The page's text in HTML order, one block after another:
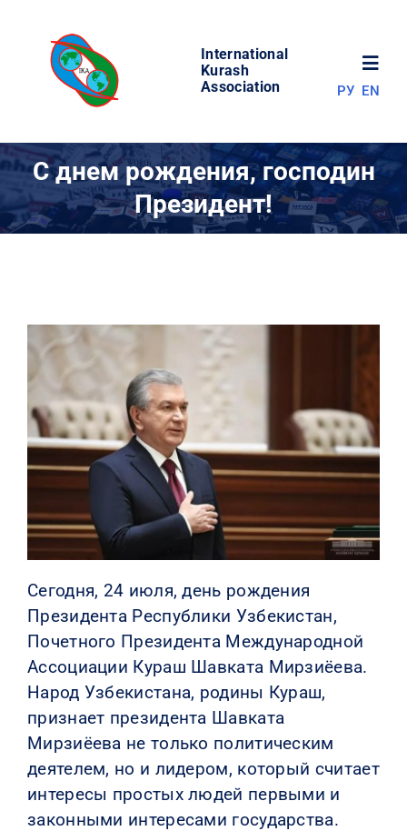
content
International
Kurash
Association
МИР КУРАША
РЕЗУЛЬТАТЫ
КОНТАКТЫ
РУ EN
С днем ​​рождения, господин
Президент!
Сегодня, 24 июля, день рождения
Президента Республики Узбекистан,
Почетного Президента Международной
Ассоциации Кураш Шавката Мирзиёева.
Народ Узбекистана, родины Кураш,
признает президента Шавката
Мирзиёева не только политическим
деятелем, но и лидером, который считает
интересы простых людей первыми и
законными интересами государства.